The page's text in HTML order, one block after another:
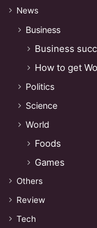
News
Business
Business
How to get
Politics
Science
World
Foods
Games
Others
Review
Tech